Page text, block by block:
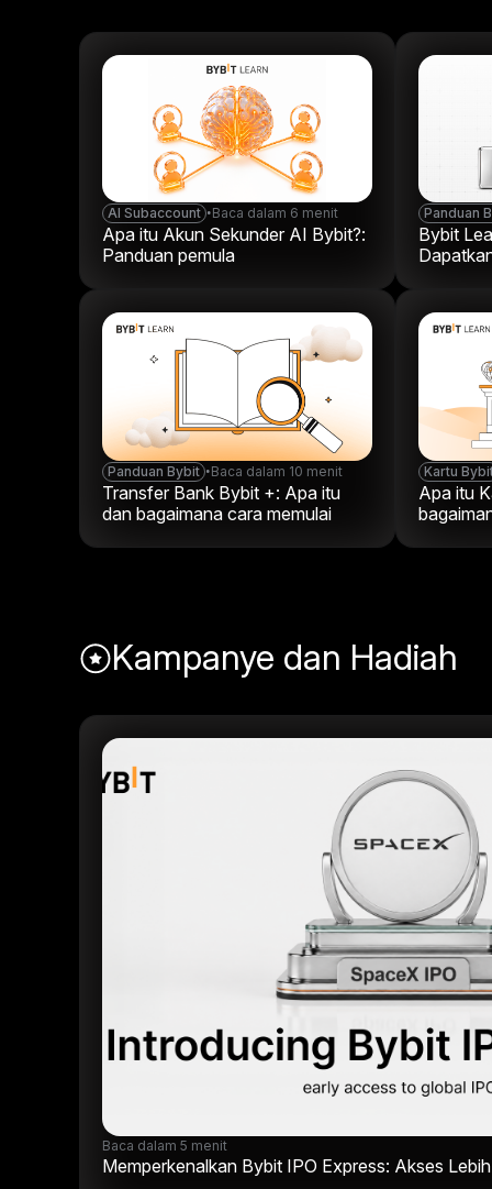
AI Subaccount •Baca dalam 6 menit
Apa itu Akun Sekunder AI Bybit?:
Panduan pemula
Panduan
Bybit
Panduan Bybit •Baca dalam 10 menit
Transfer Bank Bybit +: Apa itu
dan bagaimana cara memulai
Kartu
Apa itu
Kampanye dan Hadiah
Baca dalam 5 menit
Memperkenalkan Bybit IPO Express: Akses